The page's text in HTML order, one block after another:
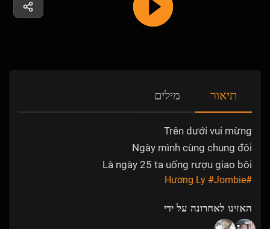
תיאור מילים
Trên dưới vui mừng
Ngày mình cùng chung đôi
Là ngày 25 ta uống rượu giao bôi
#Hương Ly
#Jombie
האזינו לאחרונה על ידי